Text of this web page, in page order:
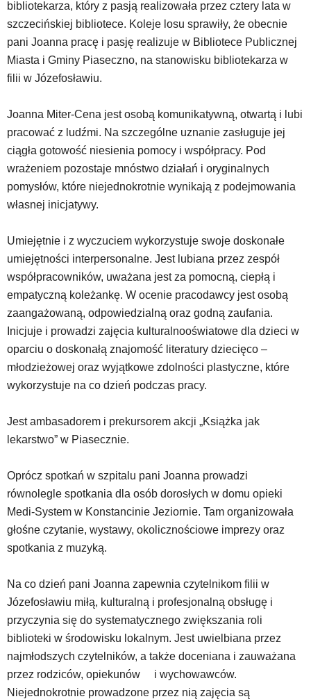
bibliotekarza, który z pasją realizowała przez cztery lata w
szczecińskiej bibliotece. Koleje losu sprawiły, że obecnie
pani Joanna pracę i pasję realizuje w Bibliotece Publicznej
Miasta i Gminy Piaseczno, na stanowisku bibliotekarza w
filii w Józefosławiu.
Joanna Miter-Cena jest osobą komunikatywną, otwartą i lubi
pracować z ludźmi. Na szczególne uznanie zasługuje jej
ciągła gotowość niesienia pomocy i współpracy. Pod
wrażeniem pozostaje mnóstwo działań i oryginalnych
pomysłów, które niejednokrotnie wynikają z podejmowania
własnej inicjatywy.
Umiejętnie i z wyczuciem wykorzystuje swoje doskonałe
umiejętności interpersonalne. Jest lubiana przez zespół
współpracowników, uważana jest za pomocną, ciepłą i
empatyczną koleżankę. W ocenie pracodawcy jest osobą
zaangażowaną, odpowiedzialną oraz godną zaufania.
Inicjuje i prowadzi zajęcia kulturalnooświatowe dla dzieci w
oparciu o doskonałą znajomość literatury dziecięco –
młodzieżowej oraz wyjątkowe zdolności plastyczne, które
wykorzystuje na co dzień podczas pracy.
Jest ambasadorem i prekursorem akcji „Książka jak
lekarstwo” w Piasecznie.
Oprócz spotkań w szpitalu pani Joanna prowadzi
równolegle spotkania dla osób dorosłych w domu opieki
Medi-System w Konstancinie Jeziornie. Tam organizowała
głośne czytanie, wystawy, okolicznościowe imprezy oraz
spotkania z muzyką.
Na co dzień pani Joanna zapewnia czytelnikom filii w
Józefosławiu miłą, kulturalną i profesjonalną obsługę i
przyczynia się do systematycznego zwiększania roli
biblioteki w środowisku lokalnym. Jest uwielbiana przez
najmłodszych czytelników, a także doceniana i zauważana
przez rodziców, opiekunów i wychowawców.
Niejednokrotnie prowadzone przez nią zajęcia są